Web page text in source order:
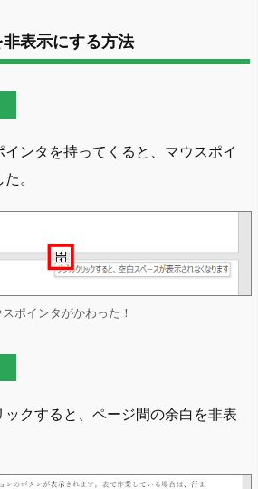
表示にする方法
ンタを持ってくると、マウスポイ
。
スポインタがかわった！
クすると、ページ間の余白を非表